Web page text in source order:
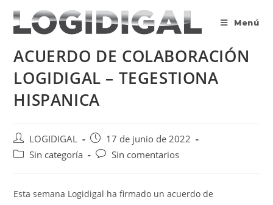
contenido
Menú
ACUERDO DE COLABORACIÓN
LOGIDIGAL – TEGESTIONA
HISPANICA
Autor
de
LOGIDIGAL
Publicación
de
17 de junio de 2022
Categoría
entrada:
Sin categoría
Comentarios
entrada:
Sin comentarios
Esta semana Logidigal ha firmado un acuerdo de